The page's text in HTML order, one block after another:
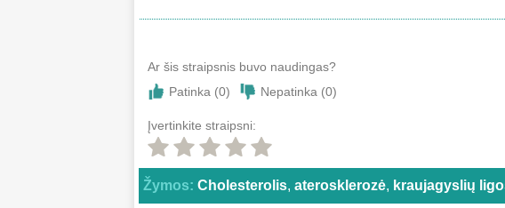
Ar šis straipsnis buvo naudingas?
Patinka (0) Nepatinka (0)
Įvertinkite straipsni:
Žymos: Cholesterolis, aterosklerozė, kraujagyslių